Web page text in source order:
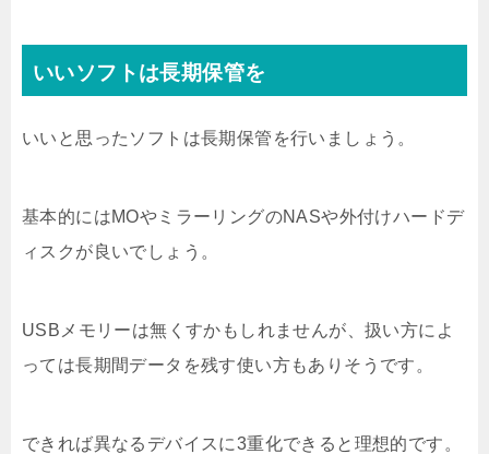
いいソフトは長期保管を
いいと思ったソフトは長期保管を行いましょう。
基本的にはMOやミラーリングのNASや外付けハードデ
ィスクが良いでしょう。
USBメモリーは無くすかもしれませんが、扱い方によ
っては長期間データを残す使い方もありそうです。
できれば異なるデバイスに3重化できると理想的です。